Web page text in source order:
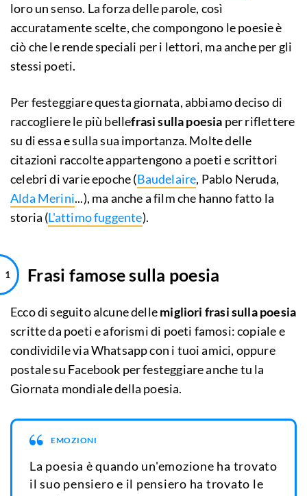
loro un senso. La forza delle parole, così
accuratamente scelte, che compongono le poesie è
ciò che le rende speciali per i lettori, ma anche per gli
stessi poeti.
Per festeggiare questa giornata, abbiamo deciso di
raccogliere le più bellefrasi sulla poesia per riflettere
su di essa e sulla sua importanza. Molte delle
citazioni raccolte appartengono a poeti e scrittori
celebri di varie epoche (Baudelaire, Pablo Neruda,
Alda Merini...), ma anche a film che hanno fatto la
storia (L'attimo fuggente).
Frasi famose sulla poesia
Ecco di seguito alcune dellemigliori frasi sulla poesia
scritte da poeti e aforismi di poeti famosi: copiale e
condividile via Whatsapp con i tuoi amici, oppure
postale su Facebook per festeggiare anche tu la
Giornata mondiale della poesia.
EMOZIONI
La poesia è quando un'emozione ha trovato
il suo pensiero e il pensiero ha trovato le